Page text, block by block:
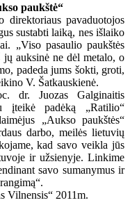
paukštė“
direktoriaus pavaduotojos
sustabti laiką, nes išlaiko
„Viso pasaulio paukštės
auksinė ne dėl metalo, o
padeda jums šokti, groti,
V. Šatkauskienė.
dr. Juozas Galginaitis
įteikė padėką „Ratilio“
„Aukso paukštės“
darbo, meilės lietuvių
kad savo veikla jūs
ir užsienyje. Linkime
savo sumanymus ir
Vilnensis“ 2011m.